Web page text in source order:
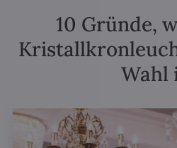
10 Gründe,
Wahl